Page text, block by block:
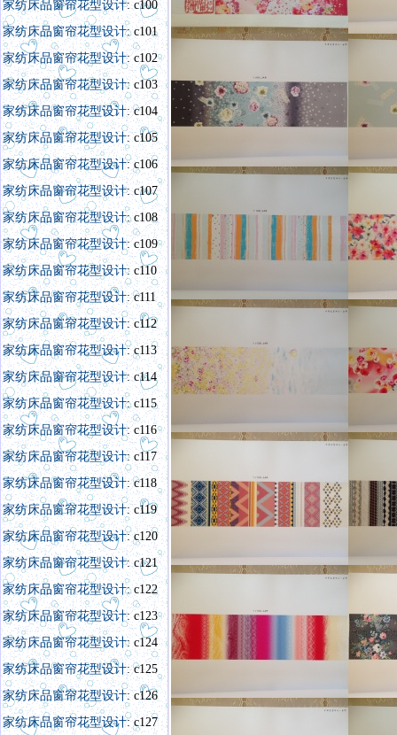
家纺床品窗帘花型设计: c100
家纺床品窗帘花型设计: c101
家纺床品窗帘花型设计: c102
家纺床品窗帘花型设计: c103
家纺床品窗帘花型设计: c104
家纺床品窗帘花型设计: c105
家纺床品窗帘花型设计: c106
家纺床品窗帘花型设计: c107
家纺床品窗帘花型设计: c108
家纺床品窗帘花型设计: c109
家纺床品窗帘花型设计: c110
家纺床品窗帘花型设计: c111
家纺床品窗帘花型设计: c112
家纺床品窗帘花型设计: c113
家纺床品窗帘花型设计: c114
家纺床品窗帘花型设计: c115
家纺床品窗帘花型设计: c116
家纺床品窗帘花型设计: c117
家纺床品窗帘花型设计: c118
家纺床品窗帘花型设计: c119
家纺床品窗帘花型设计: c120
家纺床品窗帘花型设计: c121
家纺床品窗帘花型设计:c122
家纺床品窗帘花型设计: c123
家纺床品窗帘花型设计: c124
家纺床品窗帘花型设计: c125
家纺床品窗帘花型设计: c126
家纺床品窗帘花型设计: c127